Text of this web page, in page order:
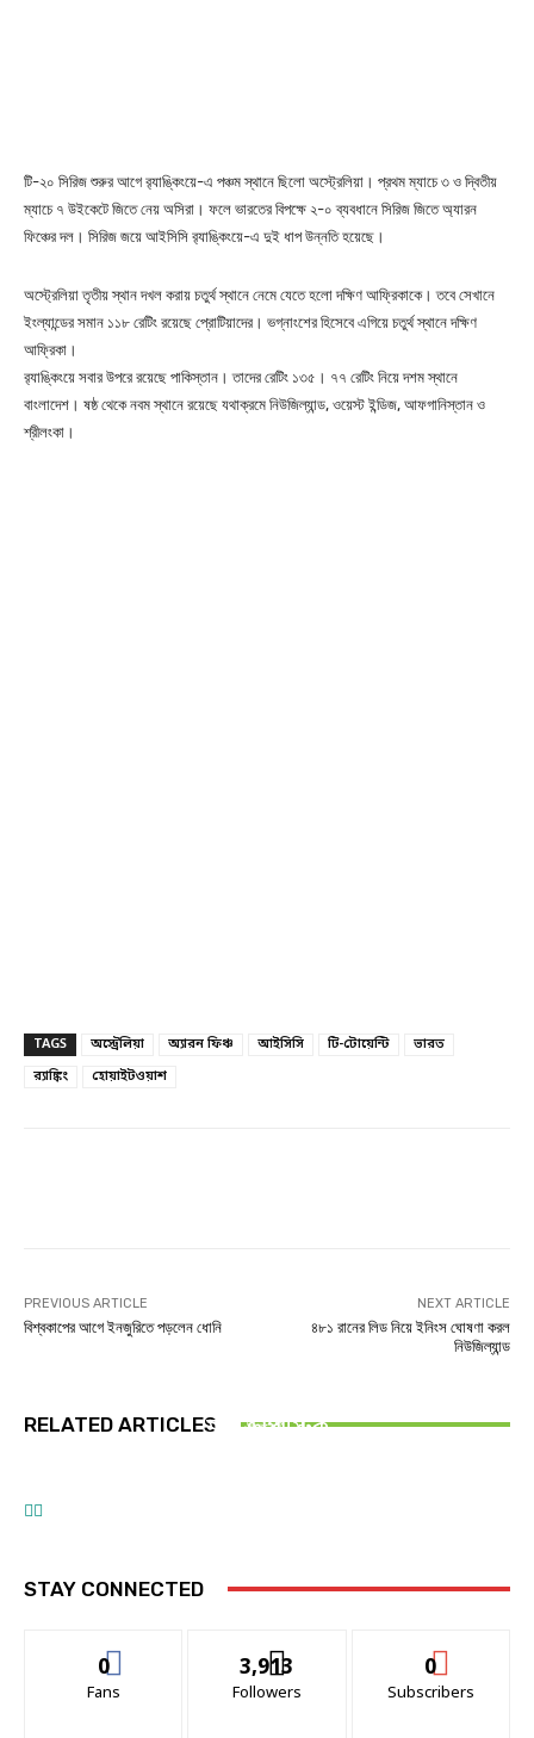
টি-২০ সিরিজ শুরুর আগে র‌্যাঙ্কিংয়ে-এ পঞ্চম স্থানে ছিলো অস্ট্রেলিয়া। প্রথম ম্যাচে ৩ ও দ্বিতীয়
ম্যাচে ৭ উইকেটে জিতে নেয় অসিরা। ফলে ভারতের বিপক্ষে ২-০ ব্যবধানে সিরিজ জিতে অ্যারন
ফিঞ্চের দল। সিরিজ জয়ে আইসিসি র‌্যাঙ্কিংয়ে-এ দুই ধাপ উন্নতি হয়েছে।
অস্ট্রেলিয়া তৃতীয় স্থান দখল করায় চতুর্থ স্থানে নেমে যেতে হলো দক্ষিণ আফ্রিকাকে। তবে সেখানে
ইংল্যান্ডের সমান ১১৮ রেটিং রয়েছে প্রোটিয়াদের। ভগ্নাংশের হিসেবে এগিয়ে চতুর্থ স্থানে দক্ষিণ
আফ্রিকা।
র‌্যাঙ্কিংয়ে সবার উপরে রয়েছে পাকিস্তান। তাদের রেটিং ১৩৫। ৭৭ রেটিং নিয়ে দশম স্থানে
বাংলাদেশ। ষষ্ঠ থেকে নবম স্থানে রয়েছে যথাক্রমে নিউজিল্যান্ড, ওয়েস্ট ইন্ডিজ, আফগানিস্তান ও
শ্রীলংকা।
TAGS অস্ট্রেলিয়া অ্যারন ফিঞ্চ আইসিসি টি-টোয়েন্টি
ভারত
র‌্যাঙ্কিং
হোয়াইটওয়াশ
PREVIOUS ARTICLE
বিশ্বকাপের আগে ইনজুরিতে পড়লেন ধোনি
NEXT ARTICLE
৪৮১ রানের লিড নিয়ে ইনিংস ঘোষণা করল
নিউজিল্যান্ড
RELATED ARTICLESমাইক্রোপ্লাস্টিক
ক্রিকেট
STAY CONNECTED
0
Fans
3,913
Followers
0
Subscribers